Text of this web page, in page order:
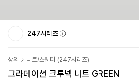
247시리즈
상의 니트/스웨터 (247시리즈)
그라데이션 크루넥 니트 GREEN